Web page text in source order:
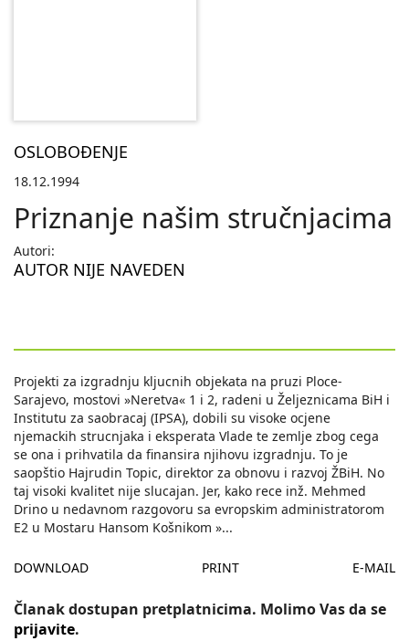
OSLOBOĐENJE
18.12.1994
Priznanje našim stručnjacima
Autori:
AUTOR NIJE NAVEDEN
Projekti za izgradnju kljucnih objekata na pruzi Ploce-
Sarajevo, mostovi »Neretva« 1 i 2, radeni u Željeznicama BiH i
Institutu za saobracaj (IPSA), dobili su visoke ocjene
njemackih strucnjaka i eksperata Vlade te zemlje zbog cega
se ona i prihvatila da finansira njihovu izgradnju. To je
saopštio Hajrudin Topic, direktor za obnovu i razvoj ŽBiH. No
taj visoki kvalitet nije slucajan. Jer, kako rece inž. Mehmed
Drino u nedavnom razgovoru sa evropskim administratorom
E2 u Mostaru Hansom Košnikom »...
DOWNLOAD PRINT E-MAIL
Članak dostupan pretplatnicima. Molimo Vas da se
prijavite.